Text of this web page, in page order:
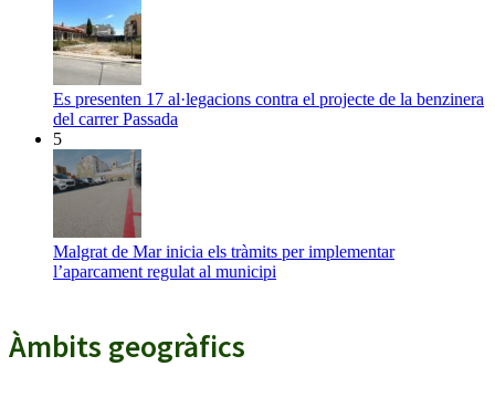
Es presenten 17 al·legacions contra el projecte de la benzinera
del carrer Passada
5
Malgrat de Mar inicia els tràmits per implementar
l’aparcament regulat al municipi
Àmbits geogràfics